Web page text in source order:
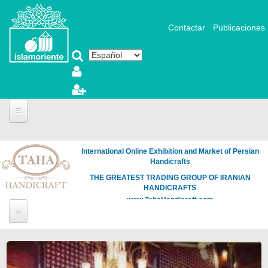
Pasar al contenido principal
Contactar Publicaciones
International Online Exhibition and Market of Persian
Handicrafts
THE GREATEST TRADING GROUP OF IRANIAN
HANDICRAFTS
www.TahaHandicraft.com
Páginas
Loading